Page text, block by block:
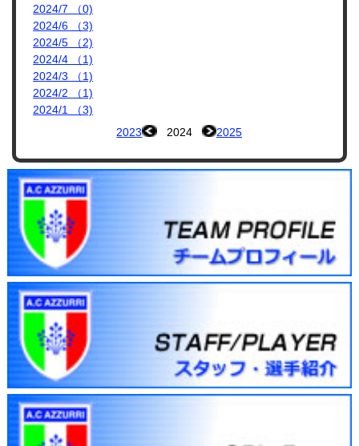
2024/7 （0)
2024/6 （3)
2024/5 （2)
2024/4 （1)
2024/3 （1)
2024/2 （1)
2024/1 （3)
2023
2024 2025